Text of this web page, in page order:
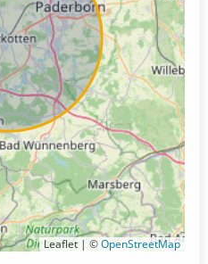
Leaflet | ©OpenStreetMap